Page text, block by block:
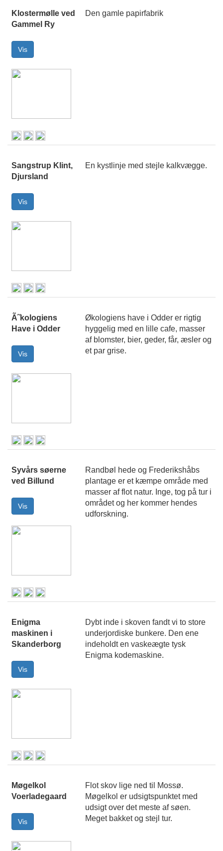
Klostermølle ved
Gammel Ry
Den gamle papirfabrik
Sangstrup Klint,
Djursland
En kystlinje med stejle kalkvægge.
Ã˜kologiens
Have i Odder
Økologiens have i Odder er rigtig
hyggelig med en lille cafe, masser
af blomster, bier, geder, får, æsler og
et par grise.
Syvårs søerne
ved Billund
Randbøl hede og Frederikshåbs
plantage er et kæmpe område med
masser af flot natur. Inge, tog på tur i
området og her kommer hendes
udforskning.
Enigma
maskinen i
Skanderborg
Dybt inde i skoven fandt vi to store
underjordiske bunkere. Den ene
indeholdt en vaskeægte tysk
Enigma kodemaskine.
Møgelkol
Voerladegaard
Flot skov lige ned til Mossø.
Møgelkol er udsigtspunktet med
udsigt over det meste af søen.
Meget bakket og stejl tur.